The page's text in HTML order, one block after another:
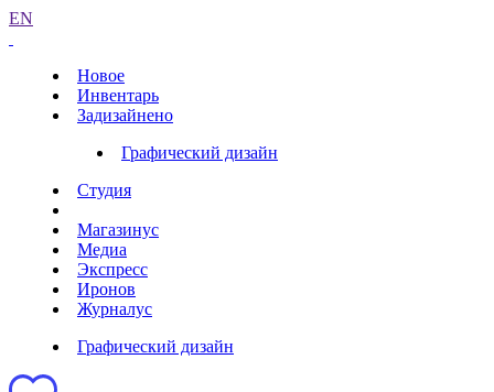
EN
Новое
Инвентарь
Задизайнено
Графический дизайн
Студия
Магазинус
Медиа
Экспресс
Иронов
Журналус
Графический дизайн